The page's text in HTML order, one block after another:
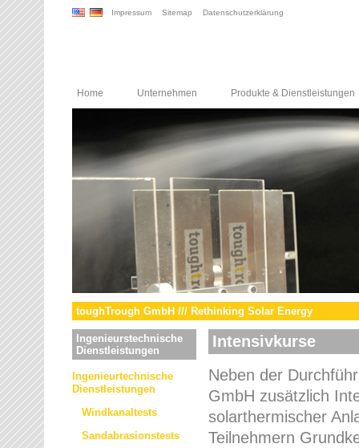
Impressum Sitemap Datenschutzerklärung
Home Unternehmen Produkte & Dienstleistungen
toughTrough GmbH /// Rethinking Solar Energy
Ingenieurstechnische
Dienstleistungen
Ingenieurtechnische
Dienstleistungen
Windkanaltests
Sandabrasionstests
Intensivkurse
Neben der
GmbH zusätzlich
solarthermischer
Teilnehmern